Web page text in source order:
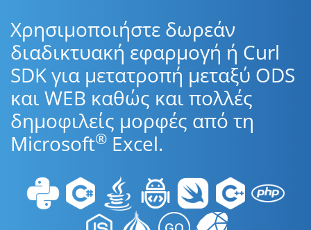
Χρησιμοποιήστε δωρεάν
διαδικτυακή εφαρμογή ή Curl
SDK για μετατροπή μεταξύ ODS
και WEB καθώς και πολλές
δημοφιλείς μορφές από τη
Microsoft® Excel.